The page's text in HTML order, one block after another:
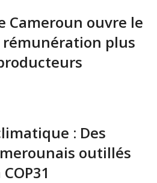
Cameroun ouvre le
rémunération plus
: Des
outillés